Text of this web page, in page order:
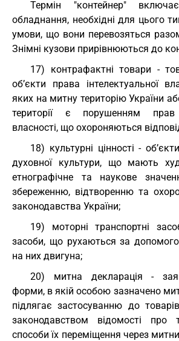
Термін "контейнер"
обладнання, необхідні для цього
умови, що вони перевозяться
Знімні кузови прирівнюються до
17) контрафактні товари -
об’єкти права інтелектуальної
яких на митну територію України
території є порушенням прав
власності, що охороняються
18) культурні цінності -
духовної культури, що мають
етнографічне та наукове
збереженню, відтворенню та
законодавства України;
19) моторні транспортні
засоби, що рухаються за
на них двигуна;
20) митна декларація -
форми, в якій особою зазначено
підлягає застосуванню до
законодавством відомості про
способи їх переміщення через